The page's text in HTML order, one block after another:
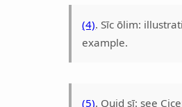
(4). Sīc ōlim:
example.
(5). Quid sī: see